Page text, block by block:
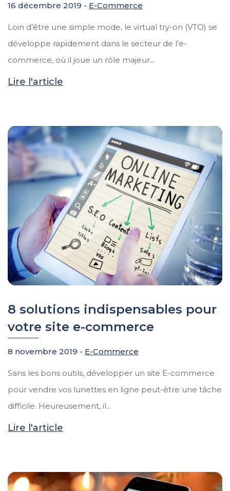
16 décembre 2019 - E-Commerce
Loin d’être une simple mode, le virtual try-on (VTO) se
développe rapidement dans le secteur de l’e-
commerce, où il joue un rôle majeur...
Lire l'article
8 solutions indispensables pour
votre site e-commerce
8 novembre 2019 - E-Commerce
Sans les bons outils, développer un site E-commerce
pour vendre vos lunettes en ligne peut-être une tâche
difficile. Heureusement, il...
Lire l'article